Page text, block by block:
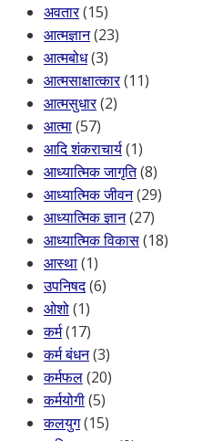
अवतार(15)
आत्मज्ञान(23)
आत्मबोध(3)
आत्मसाक्षात्कार(11)
आत्मसुधार(2)
आत्मा(57)
आदि शंकराचार्य(1)
आध्यात्मिक जागृति(8)
आध्यात्मिक जीवन(29)
आध्यात्मिक ज्ञान(27)
आध्यात्मिक विकास(18)
आस्था(1)
उपनिषद(6)
ओशो(1)
कर्म(17)
कर्म बंधन(3)
कर्मफल(20)
कर्मयोगी(5)
कलयुग(15)